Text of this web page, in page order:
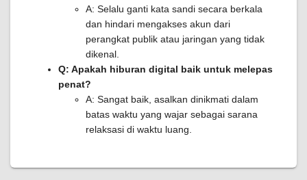
A: Selalu ganti kata sandi secara berkala
dan hindari mengakses akun dari
perangkat publik atau jaringan yang tidak
dikenal.
Q: Apakah hiburan digital baik untuk melepas
penat?
A: Sangat baik, asalkan dinikmati dalam
batas waktu yang wajar sebagai sarana
relaksasi di waktu luang.